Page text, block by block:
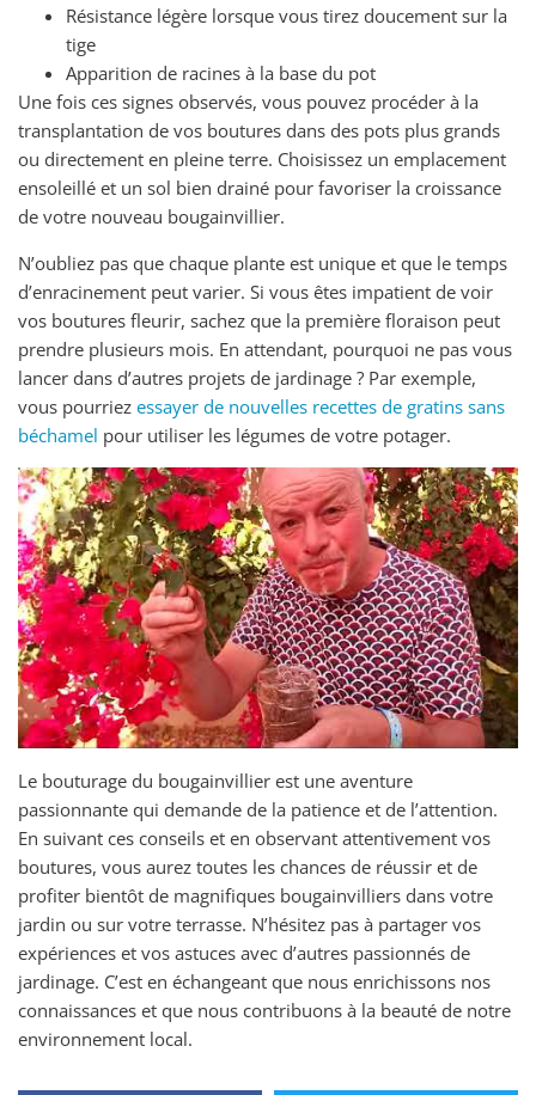
Résistance légère lorsque vous tirez doucement sur la
tige
Apparition de racines à la base du pot
Une fois ces signes observés, vous pouvez procéder à la
transplantation de vos boutures dans des pots plus grands
ou directement en pleine terre. Choisissez un emplacement
ensoleillé et un sol bien drainé pour favoriser la croissance
de votre nouveau bougainvillier.
N’oubliez pas que chaque plante est unique et que le temps
d’enracinement peut varier. Si vous êtes impatient de voir
vos boutures fleurir, sachez que la première floraison peut
prendre plusieurs mois. En attendant, pourquoi ne pas vous
lancer dans d’autres projets de jardinage ? Par exemple,
vous pourriez essayer de nouvelles recettes de gratins sans
béchamel pour utiliser les légumes de votre potager.
Le bouturage du bougainvillier est une aventure
passionnante qui demande de la patience et de l’attention.
En suivant ces conseils et en observant attentivement vos
boutures, vous aurez toutes les chances de réussir et de
profiter bientôt de magnifiques bougainvilliers dans votre
jardin ou sur votre terrasse. N’hésitez pas à partager vos
expériences et vos astuces avec d’autres passionnés de
jardinage. C’est en échangeant que nous enrichissons nos
connaissances et que nous contribuons à la beauté de notre
environnement local.